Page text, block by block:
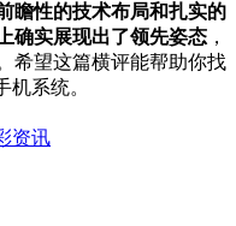
瞻性的技术布局和扎实的
确实展现出了领先姿态 ，
希望这篇横评能帮助你找
系统。
资讯